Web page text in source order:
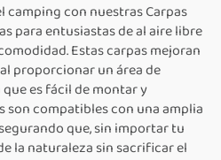
camping con nuestras Carpas
para entusiastas de al aire libre
Estas carpas mejoran
proporcionar un área de
es fácil de montar y
son compatibles con una amplia
que, sin importar tu
la naturaleza sin sacrificar el